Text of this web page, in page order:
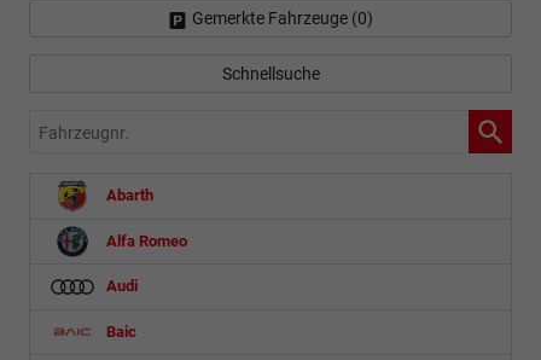
Gemerkte Fahrzeuge (0)
Schnellsuche
Fahrzeugnr.
Abarth
Alfa Romeo
Audi
Baic